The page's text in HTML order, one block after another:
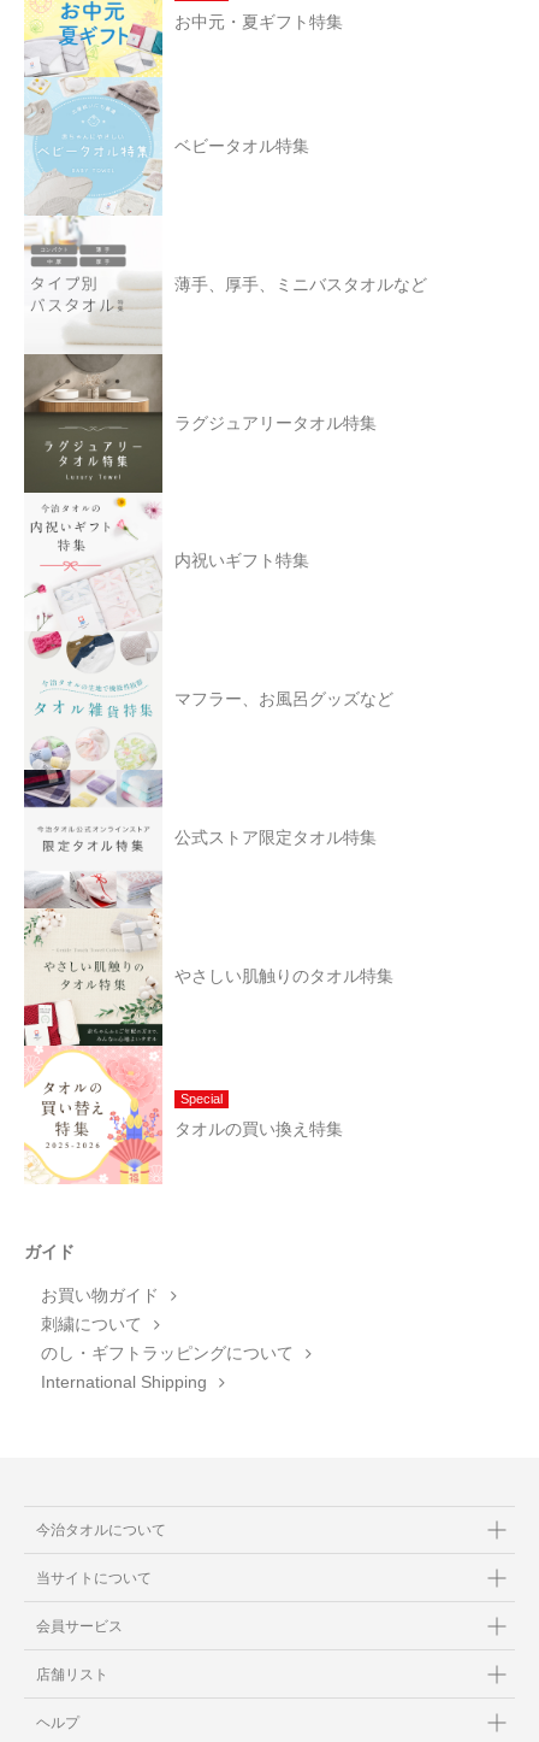
お中元・夏ギフト特集
ベビータオル特集
薄手、厚手、ミニバスタオルなど
ラグジュアリータオル特集
内祝いギフト特集
マフラー、お風呂グッズなど
公式ストア限定タオル特集
やさしい肌触りのタオル特集
Special
タオルの買い換え特集
ガイド
お買い物ガイド
刺繍について
のし・ギフトラッピングについて
International Shipping
今治タオルについて
当サイトについて
会員サービス
店舗リスト
ヘルプ